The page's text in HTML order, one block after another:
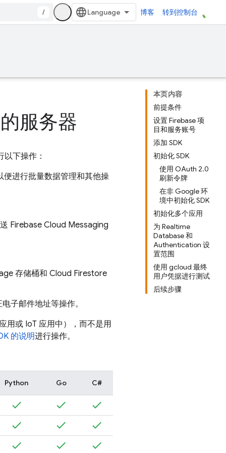
/ 博客 转到控制台
本页内容
前提条件
设置 Firebase 项
目和服务账号
添加 SDK
初始化 SDK
使用 OAuth 2.0
刷新令牌
在非 Google 环
境中初始化 SDK
初始化多个应用
为 Realtime
Database 和
Authentication 设
置范围
使用 gcloud 最终
用户凭据进行测试
后续步骤
服务器
下操作：
进行批量数据管理和其他操
Firebase Cloud Messaging
存储桶和 Cloud Firestore
子邮件地址等操作。
用或 IoT 应用中），而不是用
的说明进行操作。
Python Go C#